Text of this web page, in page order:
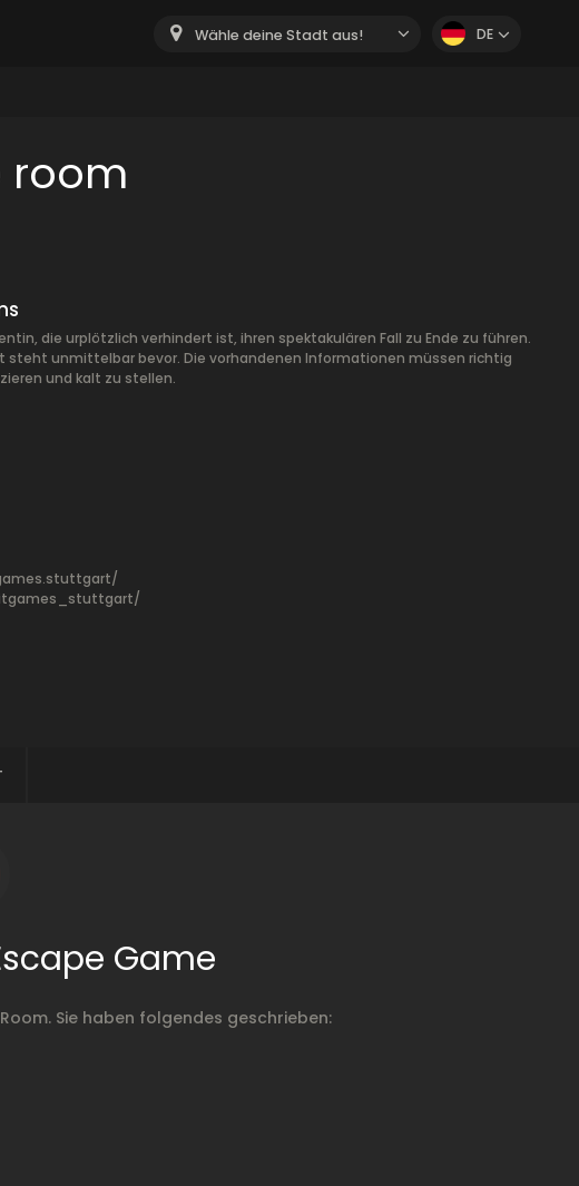
Wähle deine Stadt aus! DE
room
die urplötzlich verhindert ist, ihren spektakulären Fall zu Ende zu führen.
steht unmittelbar bevor. Die vorhandenen Informationen müssen richtig
und kalt zu stellen.
Game
Sie haben folgendes geschrieben: